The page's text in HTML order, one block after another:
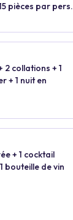
pièces par pers.
2 collations + 1
+ 1 nuit en
+ 1 cocktail
bouteille de vin